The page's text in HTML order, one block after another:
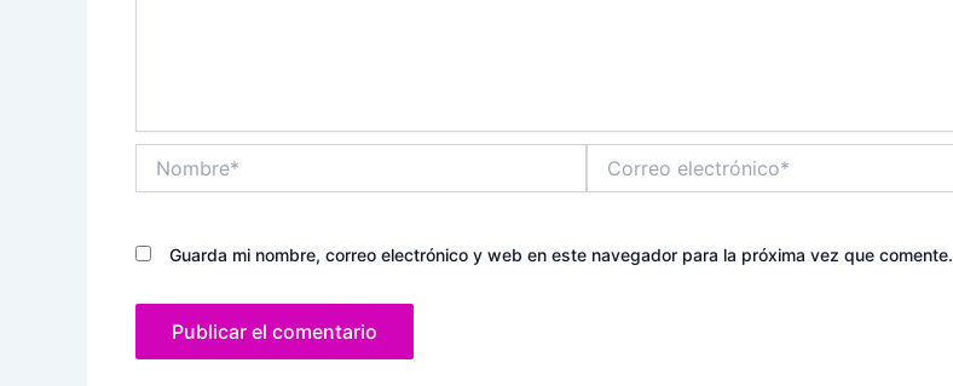
electrónico*
Guarda mi nombre, correo electrónico y web en este navegador para la próxima vez que comente.